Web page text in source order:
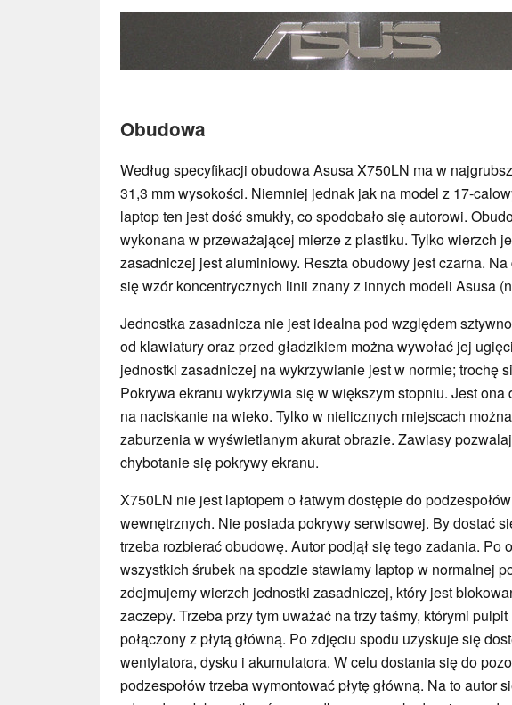
Obudowa
Według specyfikacji obudowa Asusa X750LN ma w
31,3 mm wysokości. Niemniej jednak jak na model z 17-
laptop ten jest dość smukły, co spodobało się autorowi.
wykonana w przeważającej mierze z plastiku. Tylko wierzch
zasadniczej jest aluminiowy. Reszta obudowy jest czarna.
się wzór koncentrycznych linii znany z innych modeli Asusa
Jednostka zasadnicza nie jest idealna pod względem
od klawiatury oraz przed gładzikiem można wywołać jej
jednostki zasadniczej na wykrzywianie jest w normie; trochę
Pokrywa ekranu wykrzywia się w większym stopniu. Jest ona
na naciskanie na wieko. Tylko w nielicznych miejscach
zaburzenia w wyświetlanym akurat obrazie. Zawiasy
chybotanie się pokrywy ekranu.
X750LN nie jest laptopem o łatwym dostępie do podzespołów
wewnętrznych. Nie posiada pokrywy serwisowej. By dostać
trzeba rozbierać obudowę. Autor podjął się tego zadania. Po
wszystkich śrubek na spodzie stawiamy laptop w normalnej
zdejmujemy wierzch jednostki zasadniczej, który jest
zaczepy. Trzeba przy tym uważać na trzy taśmy, którymi
połączony z płytą główną. Po zdjęciu spodu uzyskuje się
wentylatora, dysku i akumulatora. W celu dostania się do
podzespołów trzeba wymontować płytę główną. Na to autor